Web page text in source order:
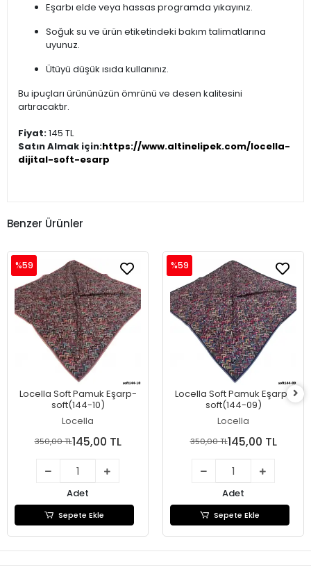
Eşarbı elde veya hassas programda yıkayınız.
Soğuk su ve ürün etiketindeki bakım talimatlarına
uyunuz.
Ütüyü düşük ısıda kullanınız.
Bu ipuçları ürününüzün ömrünü ve desen kalitesini
artıracaktır.
Fiyat:145 TL
Satın Almak için:https://www.altinelipek.com/locella-
dijital-soft-esarp
Benzer Ürünler
Locella Soft Pamuk Eşarp-
soft(144-10)
Locella
%59
350,00 TL145,00 TL
Adet
Sepete Ekle
Locella Soft Pamuk Eşarp-
soft(144-09)
Locella
%59
350,00 TL145,00 TL
Adet
Sepete Ekle